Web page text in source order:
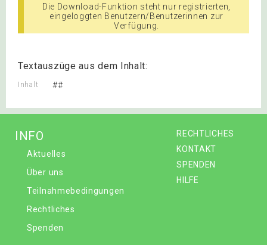
Die Download-Funktion steht nur registrierten,
eingeloggten Benutzern/Benutzerinnen zur
Verfügung.
Textauszüge aus dem Inhalt:
Inhalt ##
RECHTLICHES
KONTAKT
SPENDEN
HILFE
INFO
Aktuelles
Über uns
Teilnahmebedingungen
Rechtliches
Spenden